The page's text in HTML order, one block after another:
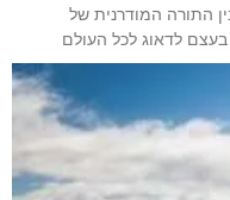
התורה המודרנית של
בעצם לדאוג לכל העולם